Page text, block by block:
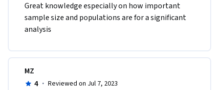
Great knowledge especially on how important
sample size and populations are for a significant
analysis
MZ
4 · Reviewed on Jul 7, 2023